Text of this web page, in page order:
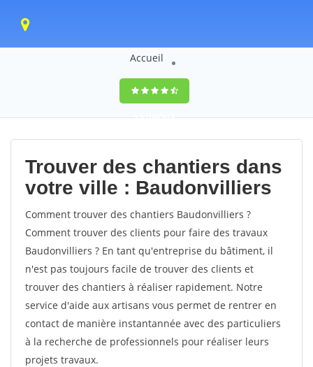
Accueil
9,5(100%)0
votes
Trouver des chantiers dans
votre ville : Baudonvilliers
Comment trouver des chantiers Baudonvilliers ?
Comment trouver des clients pour faire des travaux
Baudonvilliers ? En tant qu'entreprise du bâtiment, il
n'est pas toujours facile de trouver des clients et
trouver des chantiers à réaliser rapidement. Notre
service d'aide aux artisans vous permet de rentrer en
contact de manière instantannée avec des particuliers
à la recherche de professionnels pour réaliser leurs
projets travaux.